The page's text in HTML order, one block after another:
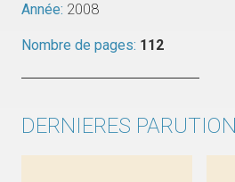
Année: 2008
Nombre de pages: 112
DERNIERES